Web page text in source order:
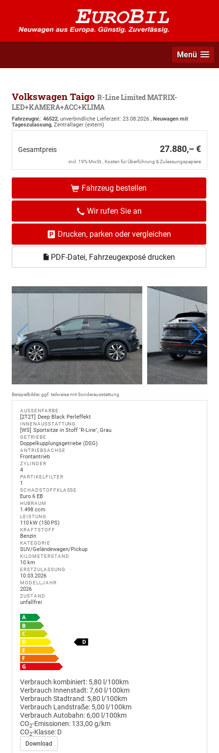
Menü
Volkswagen Taigo R-Line Limited MATRIX-
LED+KAMERA+ACC+KLIMA
Fahrzeugnr.: 46522, unverbindliche Lieferzeit: 23.08.2026 , Neuwagen mit
Tageszulassung, Zentrallager (extern)
Gesamtpreis 27.880,– €
incl. 19% MwSt., Kosten für Überführung & Zulassungspapiere
Fahrzeug bestellen
Wir rufen Sie an
Drucken, parken oder vergleichen
PDF-Datei, Fahrzeugexposé drucken
Beispielbilder, ggf. teilweise mit Sonderausstattung
AUSSENFARBE
2T2T Deep Black Perleffekt
INNENAUSSTATTUNG
WS Sportsitze in Stoff ''R-Line'', Grau
GETRIEBE
Doppelkupplungsgetriebe (DSG)
ANTRIEBSACHSE
Frontantrieb
ZYLINDER
4
PARTIKELFILTER
1
SCHADSTOFFKLASSE
Euro 6 EB
HUBRAUM
1.498 ccm
LEISTUNG
110 kW (150 PS)
KRAFTSTOFF
Benzin
KATEGORIE
SUV/Geländewagen/Pickup
KILOMETERSTAND
10 km
ERSTZULASSUNG
10.03.2026
MODELLJAHR
2026
ZUSTAND
unfallfrei
Verbrauch kombiniert: 5,80 l/100km
Verbrauch Innenstadt:7,60 l/100km
Verbrauch Stadtrand: 5,80 l/100km
Verbrauch Landstraße: 5,00 l/100km
Verbrauch Autobahn: 6,00 l/100km
CO2-Emissionen: 133,00 g/km
CO2-Klasse: D
Download